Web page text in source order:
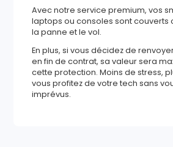
Avec notre service premium, vos
laptops ou consoles sont couverts
la panne et le vol.
En plus, si vous décidez de
en fin de contrat, sa valeur sera
cette protection. Moins de stress,
vous profitez de votre tech sans
imprévus.